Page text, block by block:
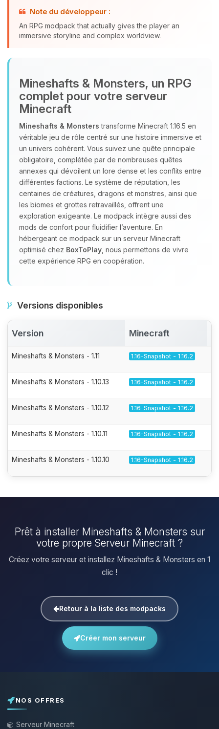
Note du développeur :
An RPG modpack that actually gives the player an
immersive storyline and complex worldview.
Mineshafts & Monsters, un RPG
complet pour votre serveur
Minecraft
Mineshafts & Monsters transforme Minecraft 1.16.5 en
véritable jeu de rôle centré sur une histoire immersive et
un univers cohérent. Vous suivez une quête principale
obligatoire, complétée par de nombreuses quêtes
annexes qui dévoilent un lore dense et les conflits entre
différentes factions. Le système de réputation, les
centaines de créatures, dragons et monstres, ainsi que
les biomes et grottes retravaillés, offrent une
exploration exigeante. Le modpack intègre aussi des
mods de confort pour fluidifier l’aventure. En
hébergeant ce modpack sur un serveur Minecraft
optimisé chez BoxToPlay , nous permettons de vivre
cette expérience RPG en coopération.
Versions disponibles
Version Minecraft
Mineshafts & Monsters - 1.11 1.16-Snapshot - 1.16.2
Mineshafts & Monsters - 1.10.13 1.16-Snapshot - 1.16.2
Mineshafts & Monsters - 1.10.12 1.16-Snapshot - 1.16.2
Mineshafts & Monsters - 1.10.11 1.16-Snapshot - 1.16.2
Mineshafts & Monsters - 1.10.10 1.16-Snapshot - 1.16.2
Prêt à installer Mineshafts & Monsters sur
votre propre Serveur Minecraft ?
Créez votre serveur et installez Mineshafts & Monsters en 1
clic !
Retour à la liste des modpacks
Créer mon serveur
NOS OFFRES
Serveur Minecraft
Youpi, enfin quelqu’un pour me
petits circuits pour t’aider.
07/08/2026 à 22:43